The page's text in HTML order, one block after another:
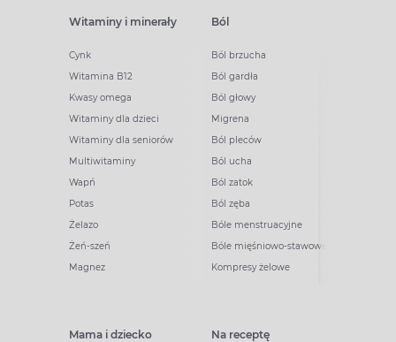
Witaminy i minerały
Cynk
Witamina B12
Kwasy omega
Witaminy dla dzieci
Witaminy dla seniorów
Multiwitaminy
Wapń
Potas
Żelazo
Żeń-szeń
Magnez
Ból
Ból brzucha
Ból gardła
Ból głowy
Migrena
Ból pleców
Ból ucha
Ból zatok
Ból zęba
Bóle menstruacyjne
Bóle mięśniowo-stawowe
Kompresy żelowe
Mama i dziecko Na receptę